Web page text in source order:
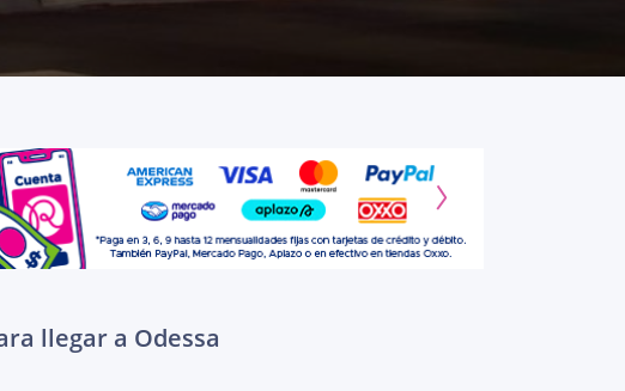
llegar a Odessa